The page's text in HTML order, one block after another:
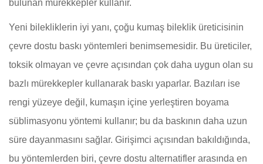
bulunan mürekkepler kullanır.
Yeni bilekliklerin iyi yanı, çoğu kumaş bileklik üreticisinin
çevre dostu baskı yöntemleri benimsemesidir. Bu üreticiler,
toksik olmayan ve çevre açısından çok daha uygun olan su
bazlı mürekkepler kullanarak baskı yaparlar. Bazıları ise
rengi yüzeye değil, kumaşın içine yerleştiren boyama
süblimasyonu yöntemi kullanır; bu da baskının daha uzun
süre dayanmasını sağlar. Girişimci açısından bakıldığında,
bu yöntemlerden biri, çevre dostu alternatifler arasında en